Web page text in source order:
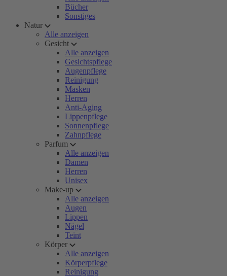
Bücher
Sonstiges
Natur
Alle anzeigen
Gesicht
Alle anzeigen
Gesichtspflege
Augenpflege
Reinigung
Masken
Herren
Anti-Aging
Lippenpflege
Sonnenpflege
Zahnpflege
Parfum
Alle anzeigen
Damen
Herren
Unisex
Make-up
Alle anzeigen
Augen
Lippen
Nägel
Teint
Körper
Alle anzeigen
Körperpflege
Reinigung